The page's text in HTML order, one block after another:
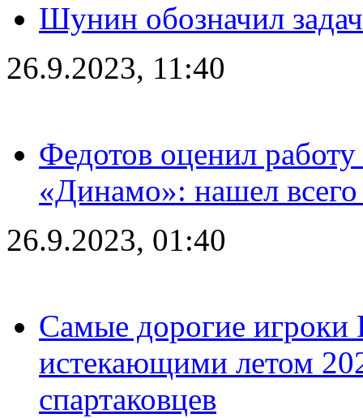
Шунин обозначил
26.9.2023, 11:40
Федотов оценил
«Динамо»: нашел
26.9.2023, 01:40
Самые дорогие игроки
истекающими летом
спартаковцев